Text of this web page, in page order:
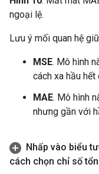
ngoại lệ.
Lưu ý mối quan hệ
MSE. Mô hình
cách xa hầu
MAE. Mô hình
nhưng gần với
Nhấp vào biểu
cách chọn chỉ số